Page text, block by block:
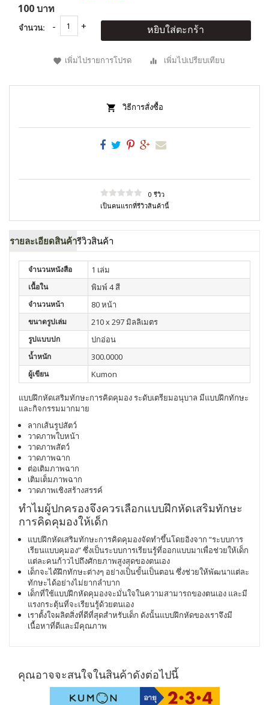
100 บาท
จำนวน: หยิบใส่ตะกร้า
เพิ่มไปรายการโปรด เพิ่มไปเปรียบเทียบ
วิธีการสั่งซื้อ
0 รีวิว
เป็นคนแรกที่รีวิวสินค้านี้
รายละเอียดสินค้ารีวิวสินค้า
จำนวนหนังสือ 1 เล่ม
เนื้อใน พิมพ์ 4 สี
จำนวนหน้า 80 หน้า
ขนาดรูปเล่ม 210 x 297 มิลลิเมตร
รูปแบบปก ปกอ่อน
น้ำหนัก 300.0000
ผู้เขียน Kumon
แบบฝึกหัดเสริมทักษะการคิดคุมอง ระดับเตรียมอนุบาล มีแบบฝึกทักษะ
และกิจกรรมมากมาย
ลากเส้นรูปสัตว์
วาดภาพใบหน้า
วาดภาพสัตว์
วาดภาพฉาก
ต่อเติมภาพฉาก
เติมเต็มภาพฉาก
วาดภาพเชิงสร้างสรรค์
ทำไมผู้ปกครองจึงควรเลือกแบบฝึกหัดเสริมทักษะ
การคิดคุมองให้เด็ก
แบบฝึกหัดเสริมทักษะการคิดคุมองจัดทำขึ้นโดยอิงจาก “ระบบการ
เรียนแบบคุมอง” ซึ่งเป็นระบบการเรียนรู้ที่ออกแบบมาเพื่อช่วยให้เด็ก
แต่ละคนก้าวไปถึงศักยภาพสูงสุดของตนเอง
เด็กจะได้ฝึกทักษะต่างๆ อย่างเป็นขั้นเป็นตอน ซึ่งช่วยให้พัฒนาแต่ละ
ทักษะได้อย่างไม่ยากลำบาก
เด็กที่ใช้แบบฝึกหัดคุมองจะมั่นใจในความสามารถของตนเอง และมี
แรงกระตุ้นที่จะเรียนรู้ด้วยตนเอง
เราตั้งใจผลิตสิ่งที่ดีที่สุดสำหรับเด็ก ดังนั้นแบบฝึกหัดของเราจึงมี
เนื้อหาที่ดีและมีคุณภาพ
คุณอาจจะสนใจในสินค้าดังต่อไปนี้